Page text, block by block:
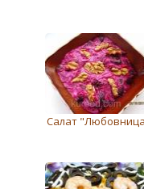
Салат